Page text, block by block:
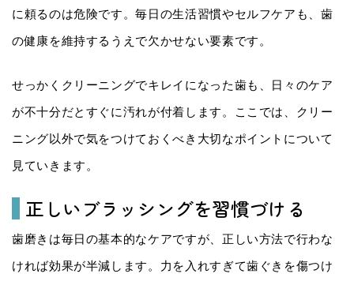
に頼るのは危険です。毎日の生活習慣やセルフケアも、歯
の健康を維持するうえで欠かせない要素です。
せっかくクリーニングでキレイになった歯も、日々のケア
が不十分だとすぐに汚れが付着します。ここでは、クリー
ニング以外で気をつけておくべき大切なポイントについて
見ていきます。
正しいブラッシングを習慣づける
歯磨きは毎日の基本的なケアですが、正しい方法で行わな
ければ効果が半減します。力を入れすぎて歯ぐきを傷つけ